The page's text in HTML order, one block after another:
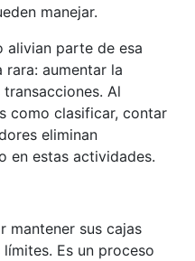
manejar.
alivian parte de esa
rara: aumentar la
Al
como clasificar, contar
eliminan
en estas actividades.
mantener sus cajas
Es un proceso